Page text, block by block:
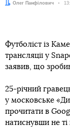
Автор:
Олег Панфілович
Футболіст із
трансляції у
заявив, що
25-річний
у московське
прочитати в
натиснувши не